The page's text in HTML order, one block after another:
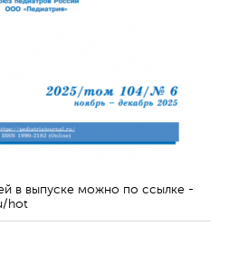
в выпуске можно по ссылке -
hot